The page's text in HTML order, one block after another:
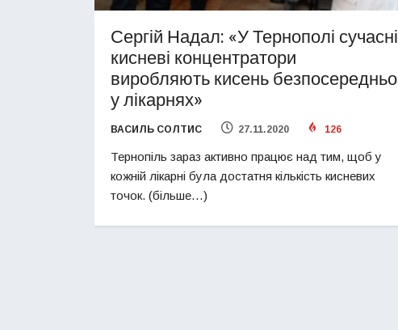
Сергій Надал: «У Тернополі сучасні
кисневі концентратори
виробляють кисень безпосередньо
у лікарнях»
ВАСИЛЬ СОЛТИС 27.11.2020 126
Тернопіль зараз активно працює над тим, щоб у
кожній лікарні була достатня кількість кисневих
точок. (більше…)